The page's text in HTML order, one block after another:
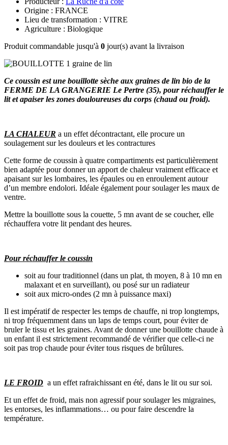
Origine : FRANCE
Lieu de transformation : VITRE
Agriculture : Biologique
Produit commandable jusqu'à 0 jour(s) avant la livraison
Ce coussin est une bouillotte sèche aux graines de lin bio de la
FERME DE LA GRANGERIE Le Pertre (35), pour réchauffer le
lit et apaiser les zones douloureuses du corps (chaud ou froid).
LA CHALEUR a un effet décontractant, elle procure un
soulagement sur les douleurs et les contractures
Cette forme de coussin à quatre compartiments est particulièrement
bien adaptée pour donner un apport de chaleur vraiment efficace et
apaisant sur les lombaires, les épaules ou en enroulement autour
d’un membre endolori. Idéale également pour soulager les maux de
ventre.
Mettre la bouillotte sous la couette, 5 mn avant de se coucher, elle
réchauffera votre lit pendant des heures.
Pour réchauffer le coussin
soit au four traditionnel (dans un plat, th moyen, 8 à 10 mn en
malaxant et en surveillant), ou posé sur un radiateur
soit aux micro-ondes (2 mn à puissance maxi)
Il est impératif de respecter les temps de chauffe, ni trop longtemps,
ni trop fréquemment dans un laps de temps court, pour éviter de
bruler le tissu et les graines. Avant de donner une bouillotte chaude à
un enfant il est strictement recommandé de vérifier que celle-ci ne
soit pas trop chaude pour éviter tous risques de brûlures.
LE FROID a un effet rafraichissant en été, dans le lit ou sur soi.
Et un effet de froid, mais non agressif pour soulager les migraines,
les entorses, les inflammations… ou pour faire descendre la
température.